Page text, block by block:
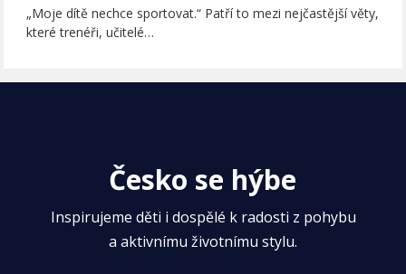
„Moje dítě nechce sportovat.“ Patří to mezi nejčastější věty,
které trenéři, učitelé…
Česko se hýbe
Inspirujeme děti i dospělé k radosti z pohybu
a aktivnímu životnímu stylu.